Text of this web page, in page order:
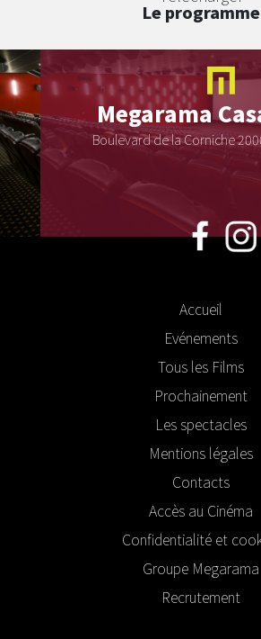
Le programme
Megarama
Boulevard de la Corniche
Accueil
Evénements
Tous les Films
Prochainement
Les spectacles
Mentions légales
Contacts
Accès au Cinéma
Confidentialité et
Groupe Megarama
Recrutement